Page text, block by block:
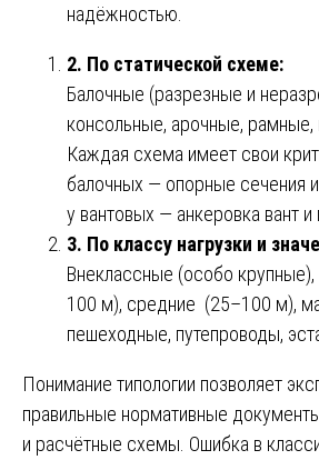
надёжностью.
2. По статической схеме:
Балочные (разрезные и
консольные, арочные, рамные,
Каждая схема имеет свои
балочных — опорные сечения
у вантовых — анкеровка вант и
3. По классу нагрузки и
Внеклассные (особо
100 м), средние (25–100 м),
пешеходные, путепроводы,
Понимание типологии позволяет
правильные нормативные
и расчётные схемы. Ошибка в